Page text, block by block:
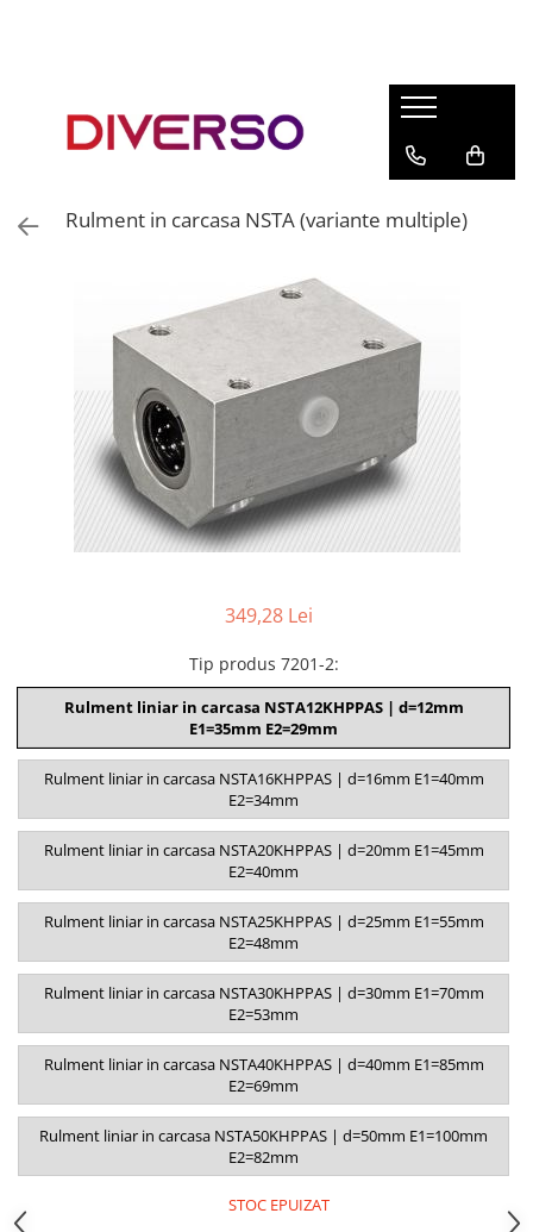
ASA
MULTIMATERIAL
Rulment in carcasa NSTA (variante multiple)
349,28 Lei
Tip produs 7201-2:
Rulment liniar in carcasa NSTA12KHPPAS | d=12mm
E1=35mm E2=29mm
Rulment liniar in carcasa NSTA16KHPPAS | d=16mm E1=40mm
E2=34mm
Rulment liniar in carcasa NSTA20KHPPAS | d=20mm E1=45mm
E2=40mm
Rulment liniar in carcasa NSTA25KHPPAS | d=25mm E1=55mm
E2=48mm
Rulment liniar in carcasa NSTA30KHPPAS | d=30mm E1=70mm
E2=53mm
Rulment liniar in carcasa NSTA40KHPPAS | d=40mm E1=85mm
E2=69mm
Rulment liniar in carcasa NSTA50KHPPAS | d=50mm E1=100mm
E2=82mm
STOC EPUIZAT